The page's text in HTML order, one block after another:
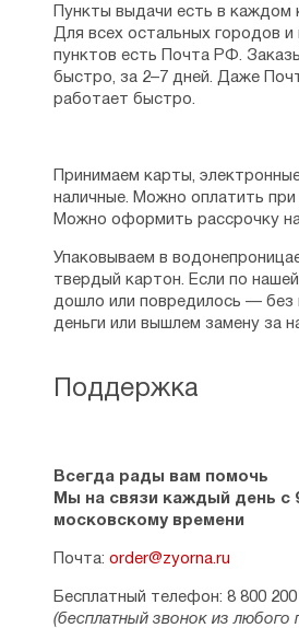
Поддержка
Всегда рады вам помочь
Мы на связи каждый день с
московскому времени
Почта: order@zyorna.ru
Бесплатный телефон: 8 800 200
(бесплатный звонок из любого
Пункты выдачи есть в каждом
Для всех остальных городов и
пунктов есть Почта РФ.
быстро, за 2–7 дней. Даже
работает быстро.
Принимаем карты,
наличные. Можно оплатить при
Можно оформить рассрочку на
Упаковываем в
твердый картон. Если по
дошло или повредилось — без
деньги или вышлем замену за